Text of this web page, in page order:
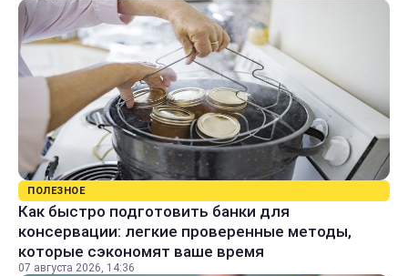
ПОЛЕЗНОЕ
Как быстро подготовить банки для
консервации: легкие проверенные методы,
которые сэкономят ваше время
07 августа 2026, 14:36